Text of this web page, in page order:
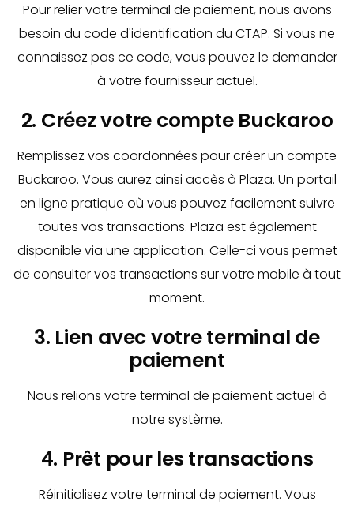
Pour relier votre terminal de paiement, nous avons
besoin du code d'identification du CTAP. Si vous ne
connaissez pas ce code, vous pouvez le demander
à votre fournisseur actuel.
2. Créez votre compte Buckaroo
Remplissez vos coordonnées pour créer un compte
Buckaroo. Vous aurez ainsi accès à Plaza. Un portail
en ligne pratique où vous pouvez facilement suivre
toutes vos transactions. Plaza est également
disponible via une application. Celle-ci vous permet
de consulter vos transactions sur votre mobile à tout
moment.
3. Lien avec votre terminal de
paiement
Nous relions votre terminal de paiement actuel à
notre système.
4. Prêt pour les transactions
Réinitialisez votre terminal de paiement. Vous